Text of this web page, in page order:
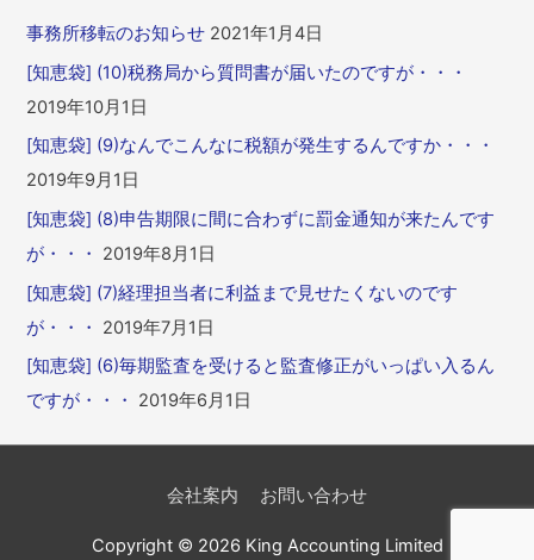
事務所移転のお知らせ 2021年1月4日
[知恵袋] (10)税務局から質問書が届いたのですが・・・
2019年10月1日
[知恵袋] (9)なんでこんなに税額が発生するんですか・・・
2019年9月1日
[知恵袋] (8)申告期限に間に合わずに罰金通知が来たんです
が・・・
2019年8月1日
[知恵袋] (7)経理担当者に利益まで見せたくないのです
が・・・
2019年7月1日
[知恵袋] (6)毎期監査を受けると監査修正がいっぱい入るん
ですが・・・
2019年6月1日
会社案内 お問い合わせ
Copyright © 2026 King Accounting Limited